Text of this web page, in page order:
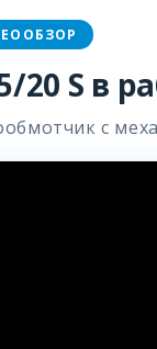
20 S в
с